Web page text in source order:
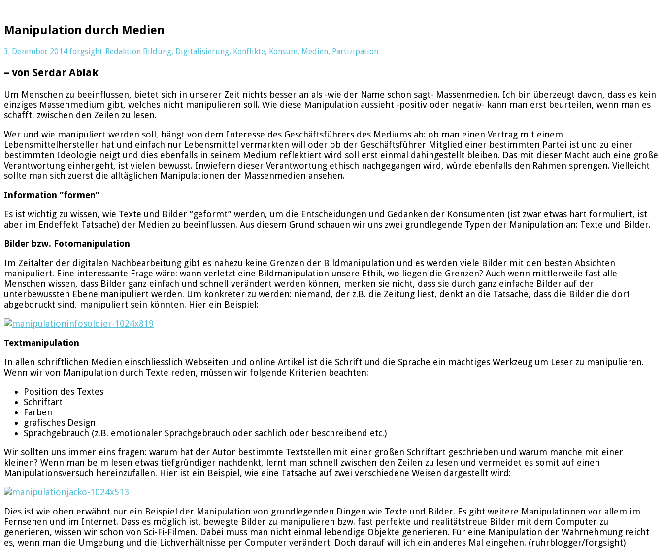
Manipulation durch Medien
3. Dezember 2014 forgsight-Redaktion Bildung, Digitalisierung, Konflikte, Konsum, Medien, Partizipation
– von Serdar Ablak
Um Menschen zu beeinflussen, bietet sich in unserer Zeit nichts besser an als -wie der Name schon sagt- Massenmedien. Ich bin überzeugt davon, dass es kein
einziges Massenmedium gibt, welches nicht manipulieren soll. Wie diese Manipulation aussieht -positiv oder negativ- kann man erst beurteilen, wenn man es
schafft, zwischen den Zeilen zu lesen.
Wer und wie manipuliert werden soll, hängt von dem Interesse des Geschäftsführers des Mediums ab: ob man einen Vertrag mit einem
Lebensmittelhersteller hat und einfach nur Lebensmittel vermarkten will oder ob der Geschäftsführer Mitglied einer bestimmten Partei ist und zu einer
bestimmten Ideologie neigt und dies ebenfalls in seinem Medium reflektiert wird soll erst einmal dahingestellt bleiben. Das mit dieser Macht auch eine große
Verantwortung einhergeht, ist vielen bewusst. Inwiefern dieser Verantwortung ethisch nachgegangen wird, würde ebenfalls den Rahmen sprengen. Vielleicht
sollte man sich zuerst die alltäglichen Manipulationen der Massenmedien ansehen.
Information “formen”
Es ist wichtig zu wissen, wie Texte und Bilder “geformt” werden, um die Entscheidungen und Gedanken der Konsumenten (ist zwar etwas hart formuliert, ist
aber im Endeffekt Tatsache) der Medien zu beeinflussen. Aus diesem Grund schauen wir uns zwei grundlegende Typen der Manipulation an: Texte und Bilder.
Bilder bzw. Fotomanipulation
Im Zeitalter der digitalen Nachbearbeitung gibt es nahezu keine Grenzen der Bildmanipulation und es werden viele Bilder mit den besten Absichten
manipuliert. Eine interessante Frage wäre: wann verletzt eine Bildmanipulation unsere Ethik, wo liegen die Grenzen? Auch wenn mittlerweile fast alle
Menschen wissen, dass Bilder ganz einfach und schnell verändert werden können, merken sie nicht, dass sie durch ganz einfache Bilder auf der
unterbewussten Ebene manipuliert werden. Um konkreter zu werden: niemand, der z.B. die Zeitung liest, denkt an die Tatsache, dass die Bilder die dort
abgebdruckt sind, manipuliert sein könnten. Hier ein Beispiel:
Textmanipulation
In allen schriftlichen Medien einschliesslich Webseiten und online Artikel ist die Schrift und die Sprache ein mächtiges Werkzeug um Leser zu manipulieren.
Wenn wir von Manipulation durch Texte reden, müssen wir folgende Kriterien beachten:
Position des Textes
Schriftart
Farben
grafisches Design
Sprachgebrauch (z.B. emotionaler Sprachgebrauch oder sachlich oder beschreibend etc.)
Wir sollten uns immer eins fragen: warum hat der Autor bestimmte Textstellen mit einer großen Schriftart geschrieben und warum manche mit einer
kleinen? Wenn man beim lesen etwas tiefgründiger nachdenkt, lernt man schnell zwischen den Zeilen zu lesen und vermeidet es somit auf einen
Manipulationsversuch hereinzufallen. Hier ist ein Beispiel, wie eine Tatsache auf zwei verschiedene Weisen dargestellt wird:
Dies ist wie oben erwähnt nur ein Beispiel der Manipulation von grundlegenden Dingen wie Texte und Bilder. Es gibt weitere Manipulationen vor allem im
Fernsehen und im Internet. Dass es möglich ist, bewegte Bilder zu manipulieren bzw. fast perfekte und realitätstreue Bilder mit dem Computer zu
generieren, wissen wir schon von Sci-Fi-Filmen. Dabei muss man nicht einmal lebendige Objekte generieren. Für eine Manipulation der Wahrnehmung reicht
es, wenn man die Umgebung und die Lichverhältnisse per Computer verändert. Doch darauf will ich ein anderes Mal eingehen. (ruhrblogger/forgsight)